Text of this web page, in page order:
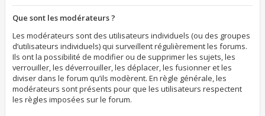
Que sont les modérateurs ?
Les modérateurs sont des utilisateurs individuels (ou des groupes
d’utilisateurs individuels) qui surveillent régulièrement les forums.
Ils ont la possibilité de modifier ou de supprimer les sujets, les
verrouiller, les déverrouiller, les déplacer, les fusionner et les
diviser dans le forum qu’ils modèrent. En règle générale, les
modérateurs sont présents pour que les utilisateurs respectent
les règles imposées sur le forum.